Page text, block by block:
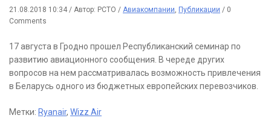
21.08.2018 10:34 / Автор: РСТО / Авиакомпании, Публикации / 0
Comments
17 августа в Гродно прошел Республиканский семинар по
развитию авиационного сообщения. В череде других
вопросов на нем рассматривалась возможность привлечения
в Беларусь одного из бюджетных европейских перевозчиков.
Метки: Ryanair, Wizz Air